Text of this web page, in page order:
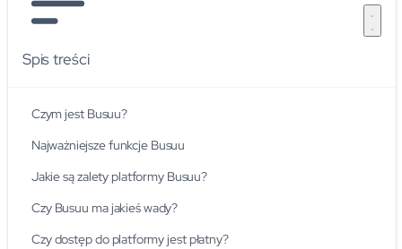
Spis treści
Czym jest Busuu?
Najważniejsze funkcje Busuu
Jakie są zalety platformy Busuu?
Czy Busuu ma jakieś wady?
Czy dostęp do platformy jest płatny?